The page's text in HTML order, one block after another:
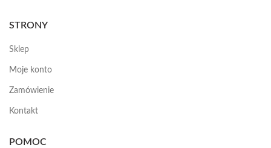
STRONY
Sklep
Moje konto
Zamówienie
Kontakt
POMOC